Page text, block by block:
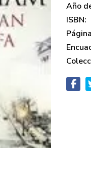
Año
ISBN: